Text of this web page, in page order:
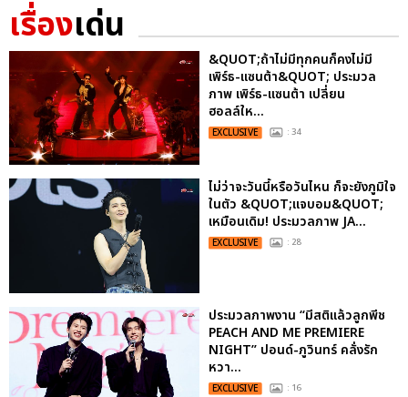
เรื่องเด่น
&QUOT;ถ้าไม่มีทุกคนก็คงไม่มี
เพิร์ธ-แซนต้า&QUOT; ประมวล
ภาพ เพิร์ธ-แซนต้า เปลี่ยน
ฮอลล์ให...
EXCLUSIVE : 34
ไม่ว่าจะวันนี้หรือวันไหน ก็จะยังภูมิใจ
ในตัว &QUOT;แจบอม&QUOT;
เหมือนเดิม! ประมวลภาพ JA...
EXCLUSIVE : 28
ประมวลภาพงาน “มีสติแล้วลูกพีช
PEACH AND ME PREMIERE
NIGHT” ปอนด์-ภูวินทร์ คลั่งรัก
หวา...
EXCLUSIVE : 16